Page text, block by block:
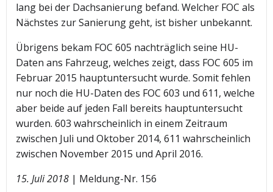
lang bei der Dachsanierung befand. Welcher FOC als
Nächstes zur Sanierung geht, ist bisher unbekannt.
Übrigens bekam FOC 605 nachträglich seine HU-
Daten ans Fahrzeug, welches zeigt, dass FOC 605 im
Februar 2015 hauptuntersucht wurde. Somit fehlen
nur noch die HU-Daten des FOC 603 und 611, welche
aber beide auf jeden Fall bereits hauptuntersucht
wurden. 603 wahrscheinlich in einem Zeitraum
zwischen Juli und Oktober 2014, 611 wahrscheinlich
zwischen November 2015 und April 2016.
15. Juli 2018 | Meldung-Nr. 156